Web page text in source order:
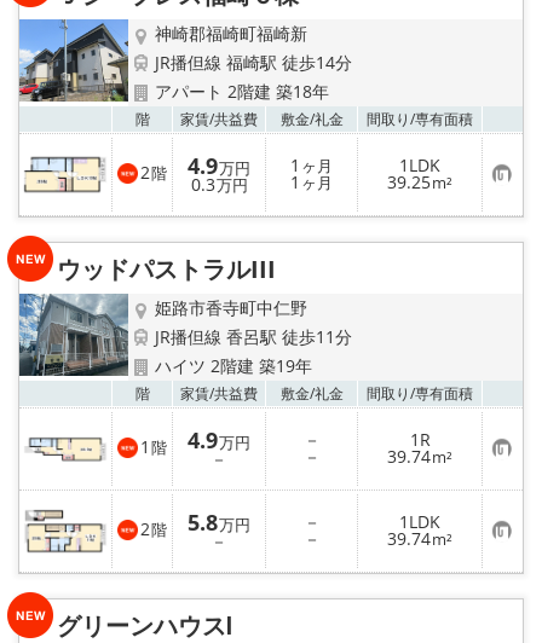
神崎郡福崎町福崎新
JR播但線 福崎駅 徒歩14分
アパート 2階建 築18年
階 家賃/共益費 敷金/礼金 間取り/専有面積
2階 4.9万円
0.3万円
1 ヶ月
1 ヶ月
1LDK
39.25m² お
気
に
り
ウッドパストラルIII
姫路市香寺町中仁野
JR播但線 香呂駅 徒歩11分
ハイツ 2階建 築19年
階 家賃/共益費 敷金/礼金 間取り/専有面積
1 階 4.9万円
－
－
－
1R
39.74m² お
気
に
入
り
登
録
2階 5.8万円
－
－
－
1LDK
39.74m² お
気
に
り
グリーンハウスⅠ